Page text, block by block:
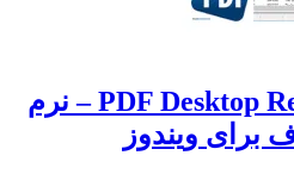
دانلود PDF Desktop Repair 6.27.2.3 – نرم
برای ویندوز